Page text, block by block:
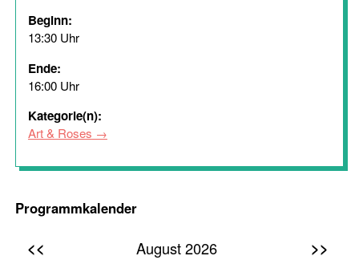
Beginn:
13:30 Uhr
Ende:
16:00 Uhr
Kategorie(n):
Art & Roses
Programmkalender
<< August 2026 >>